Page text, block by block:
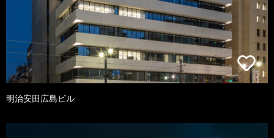
明治安田広島ビル